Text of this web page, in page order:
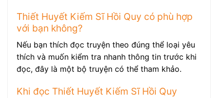
Thiết Huyết Kiếm Sĩ Hồi Quy có phù hợp
với bạn không?
Nếu bạn thích đọc truyện theo đúng thể loại yêu
thích và muốn kiểm tra nhanh thông tin trước khi
đọc, đây là một bộ truyện có thể tham khảo.
Khi đọc Thiết Huyết Kiếm Sĩ Hồi Quy